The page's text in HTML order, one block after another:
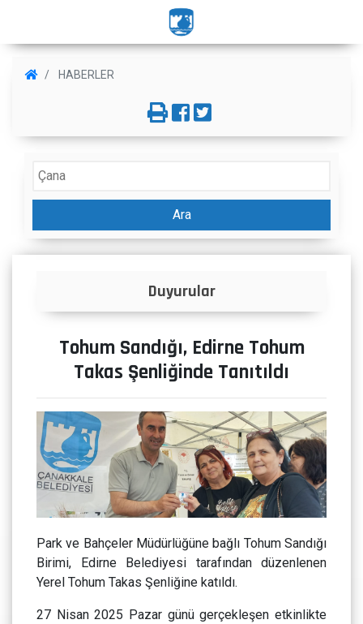
HABERLER
Ara
Tohum Sandığı, Edirne Tohum
Takas Şenliğinde Tanıtıldı
Park ve Bahçeler Müdürlüğüne bağlı Tohum Sandığı
Birimi, Edirne Belediyesi tarafından düzenlenen
Yerel Tohum Takas Şenliğine katıldı.
27 Nisan 2025 Pazar günü gerçekleşen etkinlikte